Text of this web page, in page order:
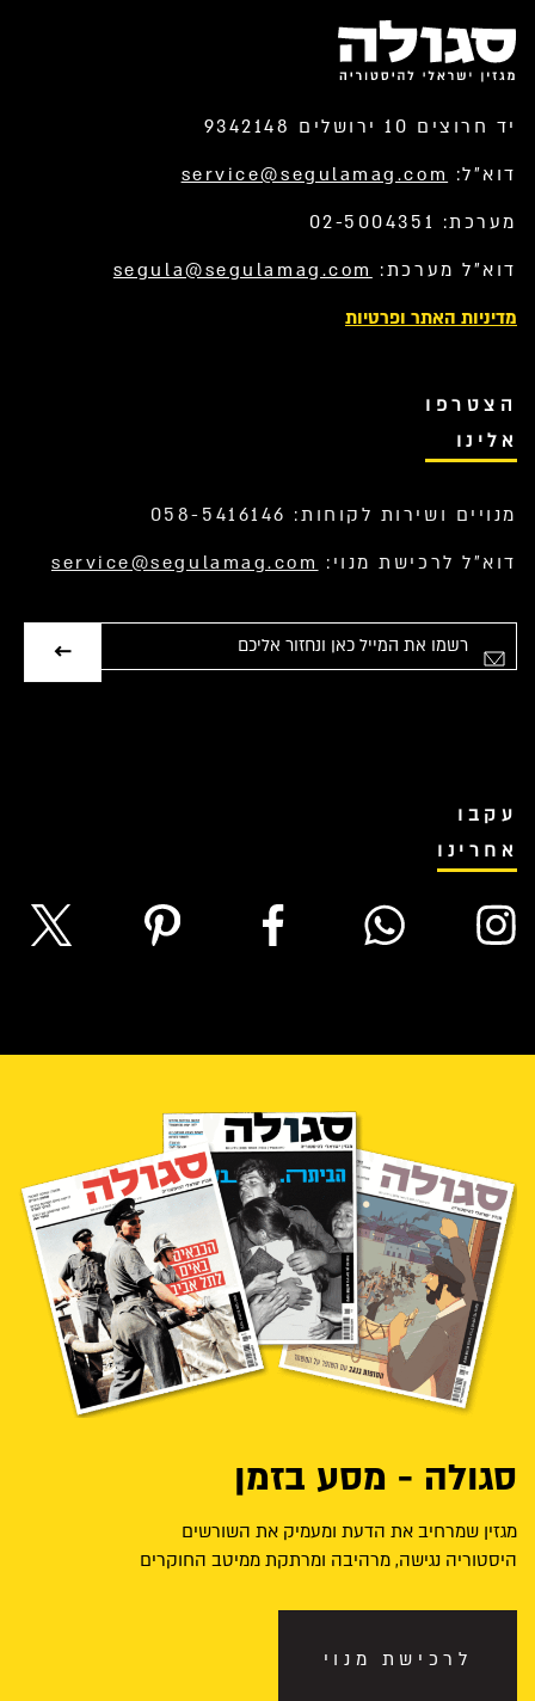
יד חרוצים 10 ירושלים 9342148
דוא”ל: service@segulamag.com
מערכת: 02-5004351
דוא”ל מערכת: segula@segulamag.com
מדיניות האתר ופרטיות
הצטרפו
אלינו
מנויים ושירות לקוחות: 058-5416146
דוא”ל לרכישת מנוי: service@segulamag.com
עקבו
אחרינו
סגולה - מסע בזמן
מגזין שמרחיב את הדעת ומעמיק את השורשים
היסטוריה נגישה, מרהיבה ומרתקת ממיטב החוקרים
לרכישת מנוי